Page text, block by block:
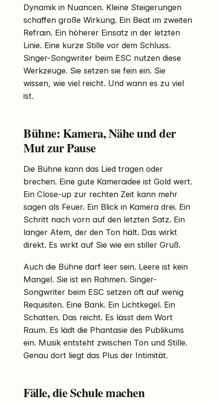
Dynamik in Nuancen. Kleine Steigerungen
schaffen große Wirkung. Ein Beat im zweiten
Refrain. Ein höherer Einsatz in der letzten
Linie. Eine kurze Stille vor dem Schluss.
Singer-Songwriter beim ESC nutzen diese
Werkzeuge. Sie setzen sie fein ein. Sie
wissen, wie viel reicht. Und wann es zu viel
ist.
Bühne: Kamera, Nähe und der
Mut zur Pause
Die Bühne kann das Lied tragen oder
brechen. Eine gute Kameraidee ist Gold wert.
Ein Close-up zur rechten Zeit kann mehr
sagen als Feuer. Ein Blick in Kamera drei. Ein
Schritt nach vorn auf den letzten Satz. Ein
langer Atem, der den Ton hält. Das wirkt
direkt. Es wirkt auf Sie wie ein stiller Gruß.
Auch die Bühne darf leer sein. Leere ist kein
Mangel. Sie ist ein Rahmen. Singer-
Songwriter beim ESC setzen oft auf wenig
Requisiten. Eine Bank. Ein Lichtkegel. Ein
Schatten. Das reicht. Es lässt dem Wort
Raum. Es lädt die Phantasie des Publikums
ein. Musik entsteht zwischen Ton und Stille.
Genau dort liegt das Plus der Intimität.
Fälle, die Schule machen